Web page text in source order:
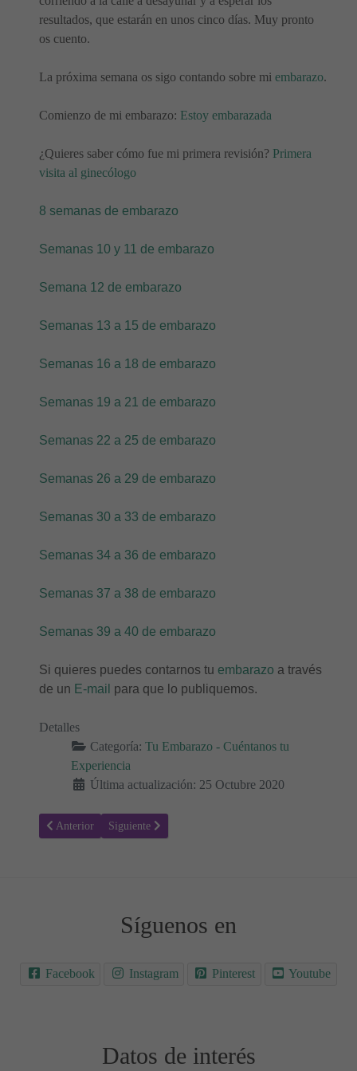
resultados, que estarán en unos cinco días. Muy pronto
os cuento.
La próxima semana os sigo contando sobre mi embarazo.
Comienzo de mi embarazo: Estoy embarazada
¿Quieres saber cómo fue mi primera revisión? Primera
visita al ginecólogo
8 semanas de embarazo
Semanas 10 y 11 de embarazo
Semana 12 de embarazo
Semanas 13 a 15 de embarazo
Semanas 16 a 18 de embarazo
Semanas 19 a 21 de embarazo
Semanas 22 a 25 de embarazo
Semanas 26 a 29 de embarazo
Semanas 30 a 33 de embarazo
Semanas 34 a 36 de embarazo
Semanas 37 a 38 de embarazo
Semanas 39 a 40 de embarazo
Si quieres puedes contarnos tu embarazo a través
de un E-mail para que lo publiquemos.
Detalles
Categoría: Tu Embarazo - Cuéntanos tu
Experiencia
Última actualización: 25 Octubre 2020
Artículo anterior: Semanas 26 a 29 de embarazo
Anterior Artículo siguiente: Semanas 19 a 21 de embarazo
Siguiente
Síguenos en
Facebook Instagram Pinterest Youtube
Datos de interés